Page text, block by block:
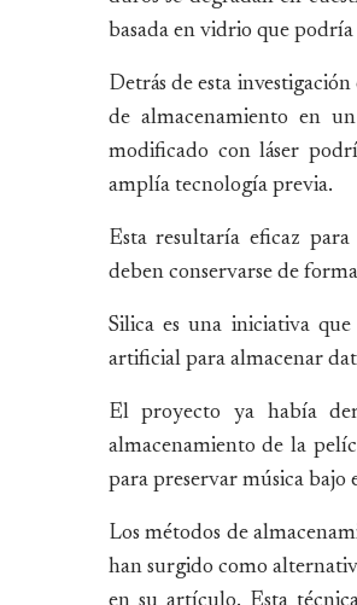
basada en vidrio que
Detrás de esta
de almacenamiento en
modificado con láser
amplía tecnología previa.
Esta resultaría eficaz
deben conservarse de
Silica es una iniciativa
artificial para almacenar
El proyecto ya había
almacenamiento de la
para preservar música
Los métodos de
han surgido como